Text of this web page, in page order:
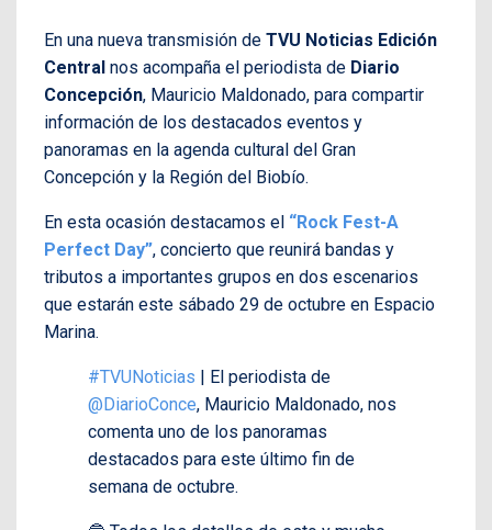
En una nueva transmisión de TVU Noticias Edición
Central nos acompaña el periodista de Diario
Concepción, Mauricio Maldonado, para compartir
información de los destacados eventos y
panoramas en la agenda cultural del Gran
Concepción y la Región del Biobío.
En esta ocasión destacamos el “Rock Fest-A
Perfect Day”, concierto que reunirá bandas y
tributos a importantes grupos en dos escenarios
que estarán este sábado 29 de octubre en Espacio
Marina.
#TVUNoticias | El periodista de
@DiarioConce, Mauricio Maldonado, nos
comenta uno de los panoramas
destacados para este último fin de
semana de octubre.